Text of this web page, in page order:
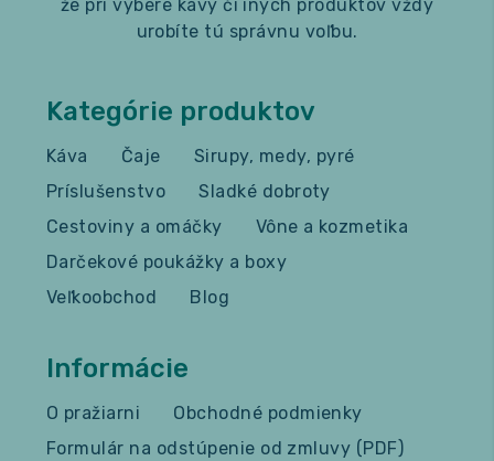
že pri výbere kávy či iných produktov vždy
urobíte tú správnu voľbu.
Kategórie produktov
Káva Čaje
Sirupy, medy, pyré
Príslušenstvo
Sladké dobroty
Cestoviny a omáčky
Vône a kozmetika
Darčekové poukážky a boxy
Veľkoobchod
Blog
Informácie
O pražiarni
Obchodné podmienky
Formulár na odstúpenie od zmluvy (PDF)